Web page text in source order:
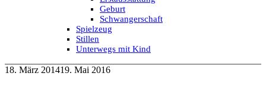
Geburt
Schwangerschaft
Spielzeug
Stillen
Unterwegs mit Kind
18. März 201419. Mai 2016